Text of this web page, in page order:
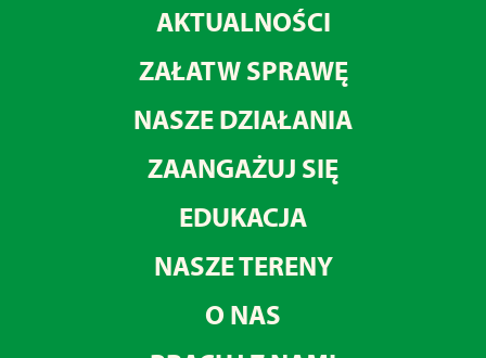
AKTUALNOŚCI
ZAŁATW SPRAWĘ
NASZE DZIAŁANIA
ZAANGAŻUJ SIĘ
EDUKACJA
NASZE TERENY
O NAS